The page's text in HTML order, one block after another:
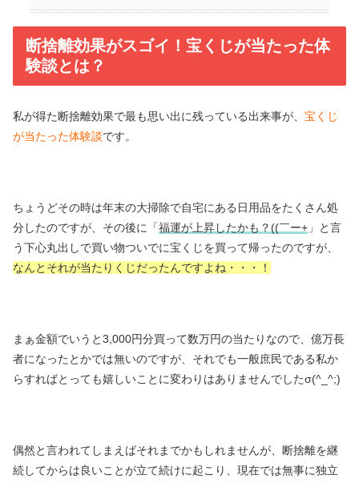
断捨離効果がスゴイ！宝くじが当たった体
験談とは？
私が得た断捨離効果で最も思い出に残っている出来事が、 宝くじ
が当たった体験談です。
ちょうどその時は年末の大掃除で自宅にある日用品をたくさん処
分したのですが、その後に「福運が上昇したかも？((￣ー+ 」と言
う下心丸出しで買い物ついでに宝くじを買って帰ったのですが、
なんとそれが当たりくじだったんですよね・・・！
まぁ金額でいうと3,000円分買って数万円の当たりなので、億万長
者になったとかでは無いのですが、それでも一般庶民である私か
らすればとっても嬉しいことに変わりはありませんでしたσ(^_^;)
偶然と言われてしまえばそれまでかもしれませんが、断捨離を継
続してからは良いことが立て続けに起こり、現在では無事に独立